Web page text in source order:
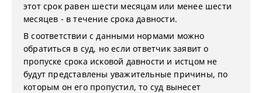
этот срок равен шести месяцам или менее шести
месяцев - в течение срока давности.
В соответствии с данными нормами можно
обратиться в суд, но если ответчик заявит о
пропуске срока исковой давности и истцом не
будут представлены уважительные причины, по
которым он его пропустил, то суд вынесет